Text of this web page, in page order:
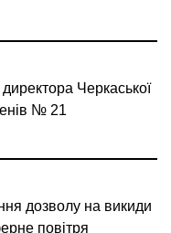
Черкаської
№ 21
дозволу на викиди
повітря